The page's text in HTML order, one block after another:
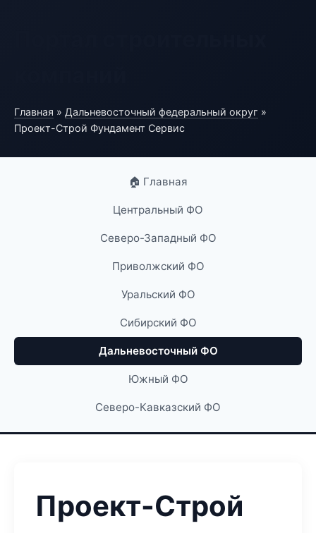
Главная » Дальневосточный федеральный округ »
Проект-Строй Фундамент Сервис
🏠 Главная
Центральный ФО
Северо-Западный ФО
Приволжский ФО
Уральский ФО
Сибирский ФО
Дальневосточный ФО
Южный ФО
Северо-Кавказский ФО
Проект-Строй